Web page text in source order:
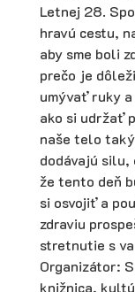
Letnej 28.
hravú cestu,
aby sme boli
prečo je
umývať ruky
ako si udržať
naše telo
dodávajú silu,
že tento deň
si osvojiť a
zdraviu
stretnutie s
Organizátor:
knižnica,